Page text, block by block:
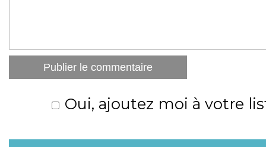
Oui, ajoutez moi à votre